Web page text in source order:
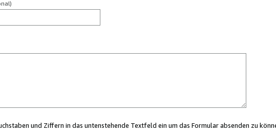
und Ziffern in das untenstehende Textfeld ein um das Formular absenden zu